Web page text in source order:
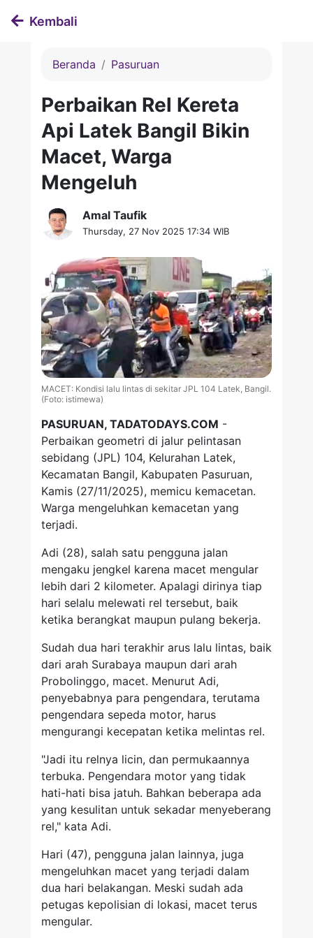
Kembali
Beranda Pasuruan
Perbaikan Rel Kereta
Api Latek Bangil Bikin
Macet, Warga
Mengeluh
Amal Taufik
Thursday, 27 Nov 2025 17:34 WIB
MACET: Kondisi lalu lintas di sekitar JPL 104 Latek, Bangil.
(Foto: istimewa)
PASURUAN, TADATODAYS.COM -
Perbaikan geometri di jalur pelintasan
sebidang (JPL) 104, Kelurahan Latek,
Kecamatan Bangil, Kabupaten Pasuruan,
Kamis (27/11/2025), memicu kemacetan.
Warga mengeluhkan kemacetan yang
terjadi.
Adi (28), salah satu pengguna jalan
mengaku jengkel karena macet mengular
lebih dari 2 kilometer. Apalagi dirinya tiap
hari selalu melewati rel tersebut, baik
ketika berangkat maupun pulang bekerja.
Sudah dua hari terakhir arus lalu lintas, baik
dari arah Surabaya maupun dari arah
Probolinggo, macet. Menurut Adi,
penyebabnya para pengendara, terutama
pengendara sepeda motor, harus
mengurangi kecepatan ketika melintas rel.
"Jadi itu relnya licin, dan permukaannya
terbuka. Pengendara motor yang tidak
hati-hati bisa jatuh. Bahkan beberapa ada
yang kesulitan untuk sekadar menyeberang
rel," kata Adi.
Hari (47), pengguna jalan lainnya, juga
mengeluhkan macet yang terjadi dalam
dua hari belakangan. Meski sudah ada
petugas kepolisian di lokasi, macet terus
mengular.